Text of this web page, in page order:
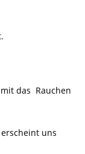
das Rauchen
uns